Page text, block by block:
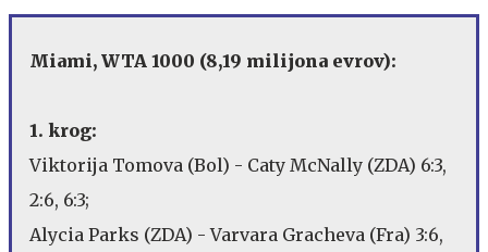
Miami, WTA 1000 (8,19 milijona evrov):
1. krog:
Viktorija Tomova (Bol) - Caty McNally (ZDA) 6:3,
2:6, 6:3;
Alycia Parks (ZDA) - Varvara Gracheva (Fra) 3:6,